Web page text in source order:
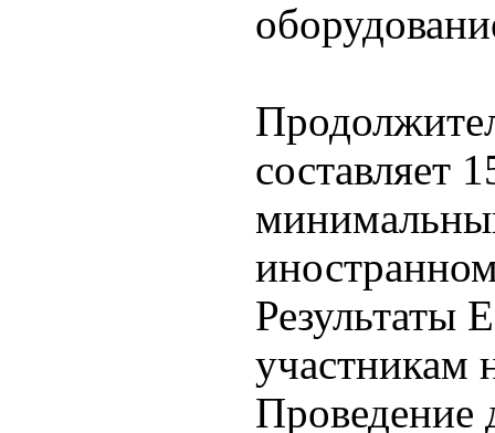
составляет
Результаты
участникам
Проведение